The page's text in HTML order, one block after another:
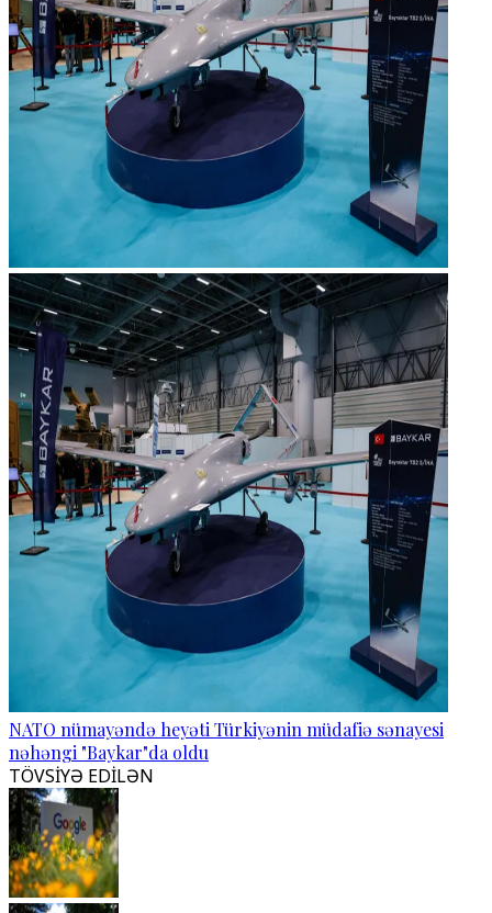
NATO nümayəndə heyəti Türkiyənin müdafiə sənayesi
nəhəngi "Baykar"da oldu
TÖVSİYƏ EDİLƏN